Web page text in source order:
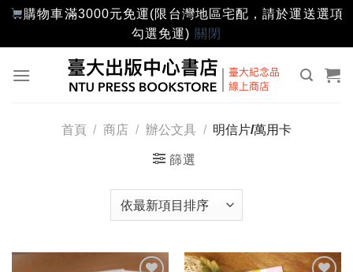
購物車滿3000元免運(限台灣地區宅配，請於運送選項
勾選免運) 關閉
首頁 / 商店 / 辦公文具 / 明信片/萬用卡
篩選